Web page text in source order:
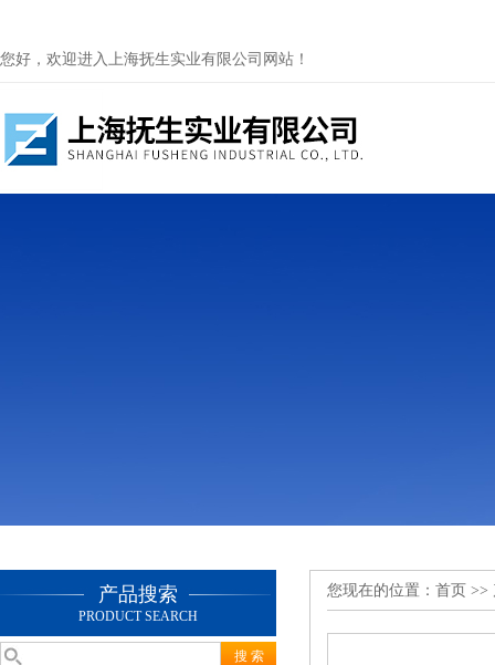
您好，欢迎进入上海抚生实业有限公司网站！
产品搜索
PRODUCT SEARCH
您现在的位置： 首页 >>